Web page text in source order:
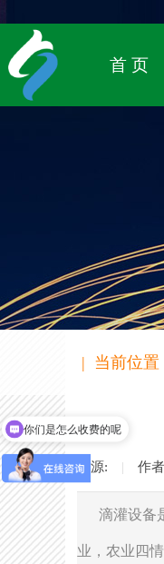
首 页
| 当前位置
来源: | 作
滴灌设备
业，农业四
你们是怎么收费的呢